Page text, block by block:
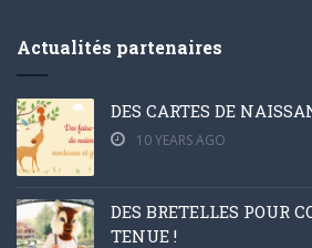
Actualités partenaires
DES CARTES DE
10 YEARS AGO
DES BRETELLES POUR
TENUE !